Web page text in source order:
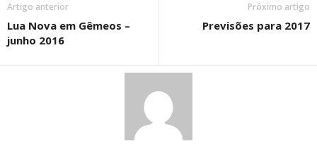
Artigo anterior
Lua Nova em Gêmeos –
junho 2016
Próximo artigo
Previsões para 2017